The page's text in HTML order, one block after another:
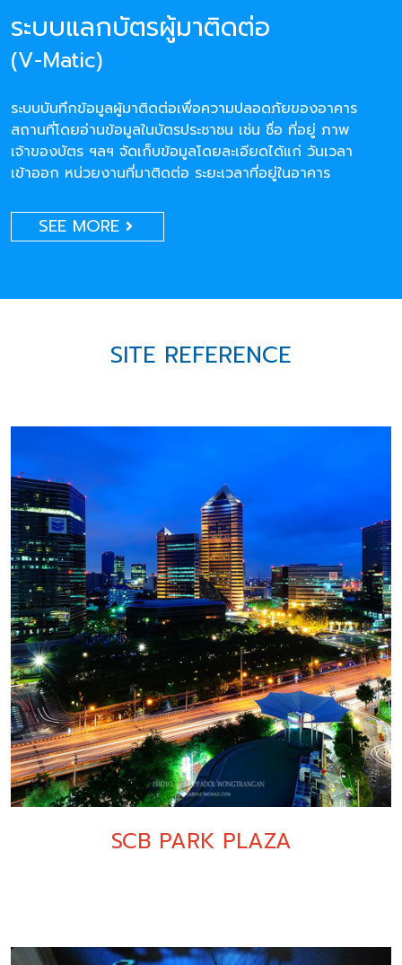
ระบบแลกบัตรผู้มาติดต่อ
(V-Matic)
ระบบบันทึกข้อมูลผู้มาติดต่อเพื่อความปลอดภัยของอาคาร
สถานที่โดยอ่านข้อมูลในบัตรประชาชน เช่น ชื่อ ที่อยู่ ภาพ
เจ้าของบัตร ฯลฯ จัดเก็บข้อมูลโดยละเอียดได้แก่ วันเวลา
เข้าออก หน่วยงานที่มาติดต่อ ระยะเวลาที่อยู่ในอาคาร
SEE MORE
SITE REFERENCE
SCB PARK PLAZA